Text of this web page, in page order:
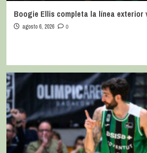
Boogie Ellis completa la línea exterior
agosto 6, 2026 0